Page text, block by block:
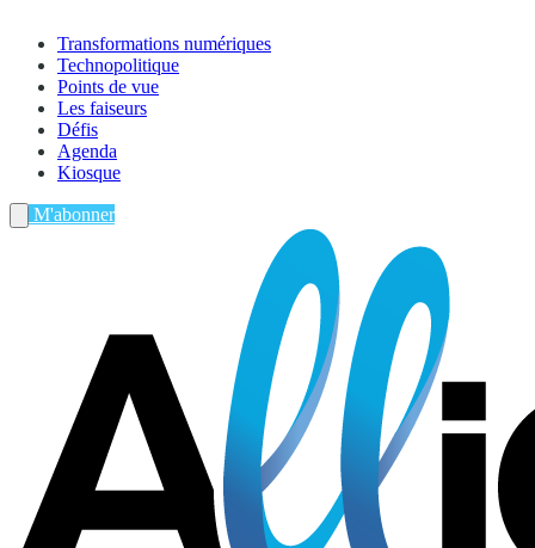
Transformations numériques
Technopolitique
Points de vue
Les faiseurs
Défis
Agenda
Kiosque
M'abonner